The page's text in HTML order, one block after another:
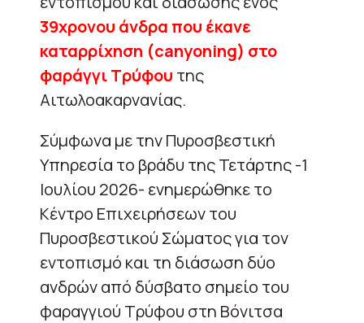
39χρονου άνδρα που έκανε
καταρρίχηση (canyoning) στο
φαράγγι Τρύφου της
Αιτωλοακαρνανίας.
Σύμφωνα με την Πυροσβεστική
Υπηρεσία το βράδυ της Τετάρτης -1
Ιουλίου 2026- ενημερώθηκε το
Κέντρο Επιχειρήσεων του
Πυροσβεστικού Σώματος για τον
εντοπισμό και τη διάσωση δύο
ανδρών από δύσβατο σημείο του
φαραγγιού Τρύφου στη Βόνιτσα